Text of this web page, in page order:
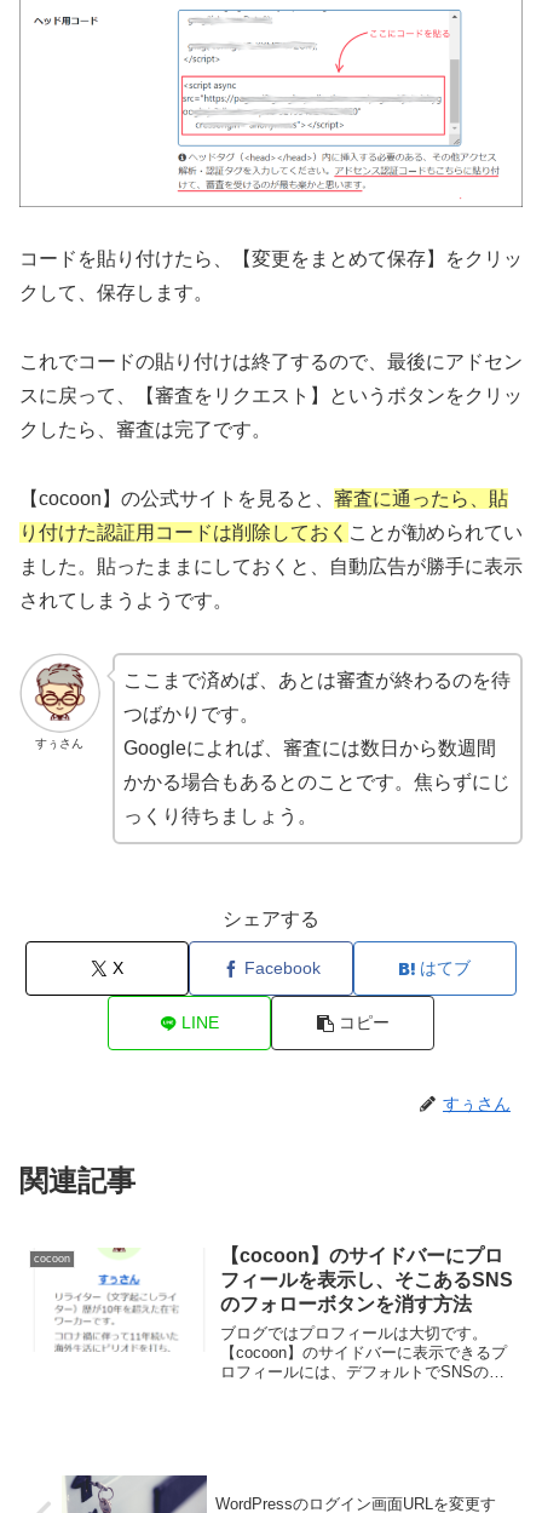
コードを貼り付けたら、【変更をまとめて保存】をクリッ
クして、保存します。
これでコードの貼り付けは終了するので、最後にアドセン
スに戻って、【審査をリクエスト】というボタンをクリッ
クしたら、審査は完了です。
【cocoon】の公式サイトを見ると、 審査に通ったら、貼
り付けた認証用コードは削除しておく ことが勧められてい
ました。貼ったままにしておくと、自動広告が勝手に表示
されてしまうようです。
すぅさん
ここまで済めば、あとは審査が終わるのを待
つばかりです。
Googleによれば、審査には数日から数週間
かかる場合もあるとのことです。焦らずにじ
っくり待ちましょう。
シェアする
X Facebook はてブ
LINE コピー
すぅさん
関連記事
cocoon
【cocoon】のサイドバーにプロ
フィールを表示し、そこあるSNS
のフォローボタンを消す方法
ブログではプロフィールは大切です。
【cocoon】のサイドバーに表示できるプ
ロフィールには、デフォルトでSNSのフ
WordPressのログイン画面URLを変更す